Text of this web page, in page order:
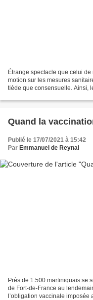
Étrange spectacle que celui
motion sur les mesures
tiède que consensuelle. Ainsi,
Quand la
Publié le 17/07/2021 à 15:42
Par Emmanuel de Reynal
Près de 1.500 martiniquais se
de Fort-de-France au
l’obligation vaccinale imposée